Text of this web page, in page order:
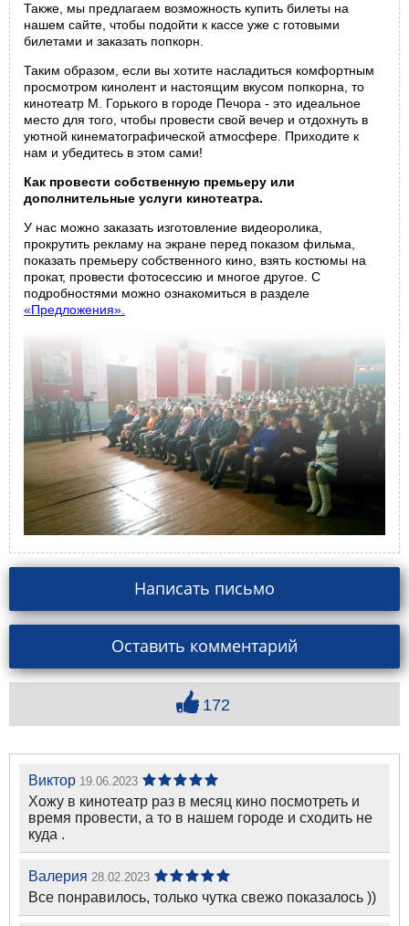
Виктор 19.06.2023
Хожу в кинотеатр раз в месяц кино посмотреть и
время провести, а то в нашем городе и сходить не
куда .
Валерия 28.02.2023
Все понравилось, только чутка свежо показалось ))
Написать письмо
Оставить комментарий
172
Также, мы предлагаем возможность купить билеты на
нашем сайте, чтобы подойти к кассе уже с готовыми
билетами и заказать попкорн.
Таким образом, если вы хотите насладиться комфортным
просмотром кинолент и настоящим вкусом попкорна, то
кинотеатр М. Горького в городе Печора - это идеальное
место для того, чтобы провести свой вечер и отдохнуть в
уютной кинематографической атмосфере. Приходите к
нам и убедитесь в этом сами!
Как провести собственную премьеру или
дополнительные услуги кинотеатра.
У нас можно заказать изготовление видеоролика,
прокрутить рекламу на экране перед показом фильма,
показать премьеру собственного кино, взять костюмы на
прокат, провести фотосессию и многое другое. С
подробностями можно ознакомиться в разделе
«Предложения».